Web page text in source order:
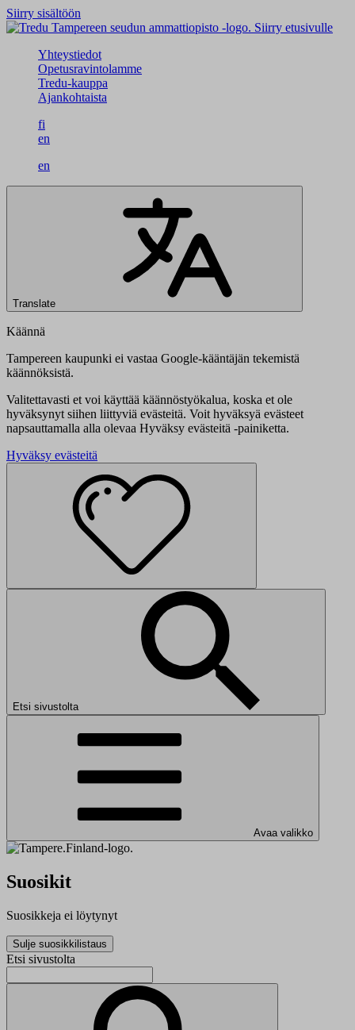
Siirry sisältöön
Siirry etusivulle
Yhteystiedot
Opetusravintolamme
Tredu-kauppa
Ajankohtaista
fi
en
en
Translate
Käännä
Tampereen kaupunki ei vastaa Google-kääntäjän tekemistä
käännöksistä.
Valitettavasti et voi käyttää käännöstyökalua, koska et ole
hyväksynyt siihen liittyviä evästeitä. Voit hyväksyä evästeet
napsauttamalla alla olevaa Hyväksy evästeitä -painiketta.
Hyväksy evästeitä
Etsi sivustolta
Avaa valikko
Suosikit
Suosikkeja ei löytynyt
Sulje suosikkilistaus
Etsi sivustolta